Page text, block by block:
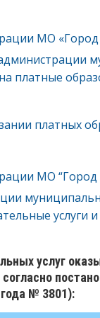
МО «Город
платные
платных
МО “Город
услуг
№ 3801):